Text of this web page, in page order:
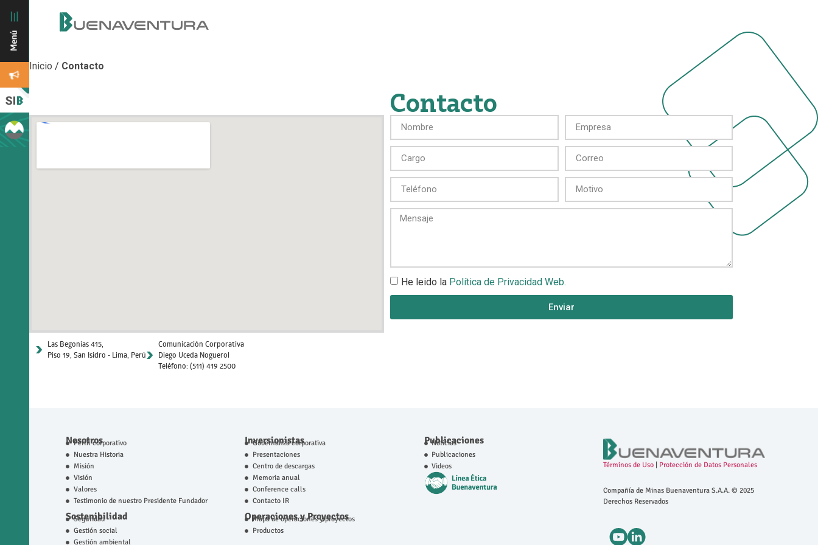
Inicio / Contacto
Las Begonias 415,
Piso 19, San Isidro - Lima, Perú
Comunicación Corporativa
Diego Uceda Noguerol
Teléfono: (511) 419 2500
Contacto
He leido la Política de Privacidad Web.
Enviar
Nosotros
Perfil corporativo
Nuestra Historia
Misión
Visión
Valores
Testimonio de nuestro Presidente Fundador
Sostenibilidad
Seguridad
Gestión social
Gestión ambiental
Inversionistas
Gobernanza corporativa
Presentaciones
Centro de descargas
Memoria anual
Conference calls
Contacto IR
Operaciones y Proyectos
Mapa de operaciones y proyectos
Productos
Publicaciones
Noticias
Publicaciones
Videos
Términos de Uso| Protección de Datos Personales
Compañía de Minas Buenaventura S.A.A. © 2025
Derechos Reservados